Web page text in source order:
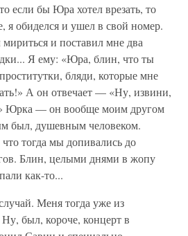
если бы Юра хотел врезать, то
я обиделся и ушел в свой номер.
и поставил мне два
Я ему: «Юра, блин, что ты
бляди, которые мне
А он отвечает — «Ну, извини,
Юрка — он вообще моим другом
был, душевным человеком.
что тогда мы допивались до
Блин, целыми днями в жопу
как-то...
Меня тогда уже из
был, короче, концерт в